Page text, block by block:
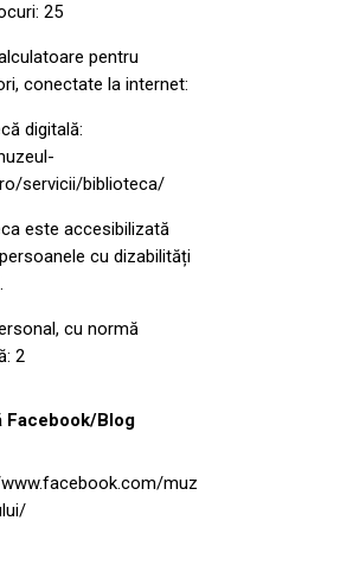
25
pentru
conectate la internet:
digitală:
servicii/biblioteca/
este accesibilizată
cu dizabilități
cu normă
2
Facebook/Blog
muz